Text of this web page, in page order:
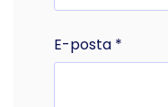
E-posta *